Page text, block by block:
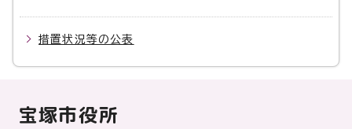
措置状況等の公表
宝塚市役所